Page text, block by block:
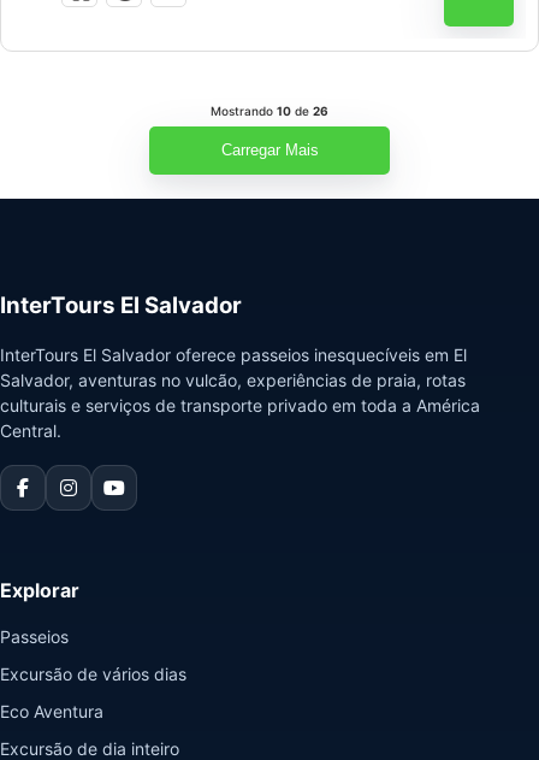
Mostrando 10 de 26
Carregar Mais
InterTours El Salvador
InterTours El Salvador oferece passeios inesquecíveis em El
Salvador, aventuras no vulcão, experiências de praia, rotas
culturais e serviços de transporte privado em toda a América
Central.
Explorar
Passeios
Excursão de vários dias
Eco Aventura
Excursão de dia inteiro